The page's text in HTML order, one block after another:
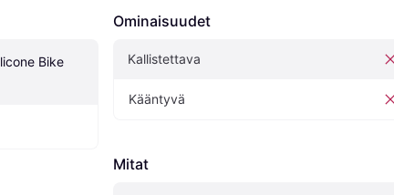
Bike
Ominaisuudet
Kallistettava
Kääntyvä
Mitat